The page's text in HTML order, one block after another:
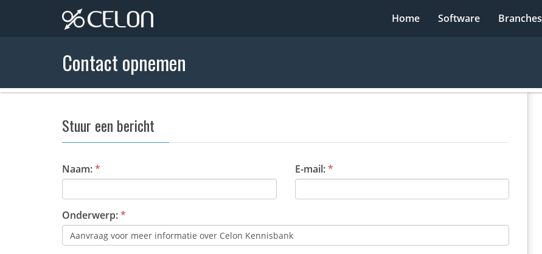
Home Software Branches
Contact opnemen
Stuur een bericht
Naam:* E-mail:*
Onderwerp:*